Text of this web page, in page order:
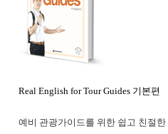
Real English for Tour Guides 기본편
예비 관광가이드를 위한 쉽고 친절